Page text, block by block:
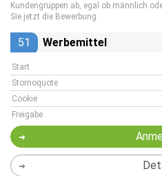
Kundengruppen ab, egal ob männlich
Sie jetzt die Bewerbung.
51 Werbemittel
Start
Stornoquote
Cookie
Freigabe